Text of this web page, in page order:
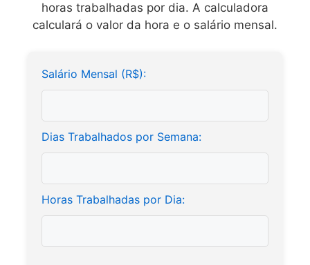
horas trabalhadas por dia. A calculadora
calculará o valor da hora e o salário mensal.
Salário Mensal (R$):
Dias Trabalhados por Semana:
Horas Trabalhadas por Dia: